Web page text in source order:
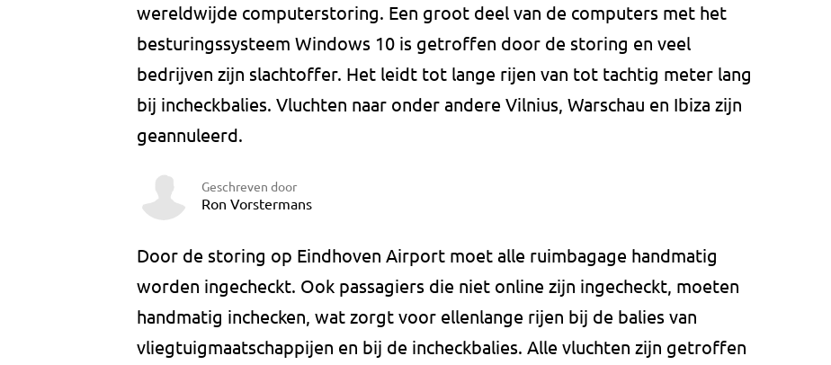
wereldwijde computerstoring. Een groot deel van de computers met het
besturingssysteem Windows 10 is getroffen door de storing en veel
bedrijven zijn slachtoffer. Het leidt tot lange rijen van tot tachtig meter lang
bij incheckbalies. Vluchten naar onder andere Vilnius, Warschau en Ibiza zijn
geannuleerd.
Geschreven door
Ron Vorstermans
Door de storing op Eindhoven Airport moet alle ruimbagage handmatig
worden ingecheckt. Ook passagiers die niet online zijn ingecheckt, moeten
handmatig inchecken, wat zorgt voor ellenlange rijen bij de balies van
vliegtuigmaatschappijen en bij de incheckbalies. Alle vluchten zijn getroffen